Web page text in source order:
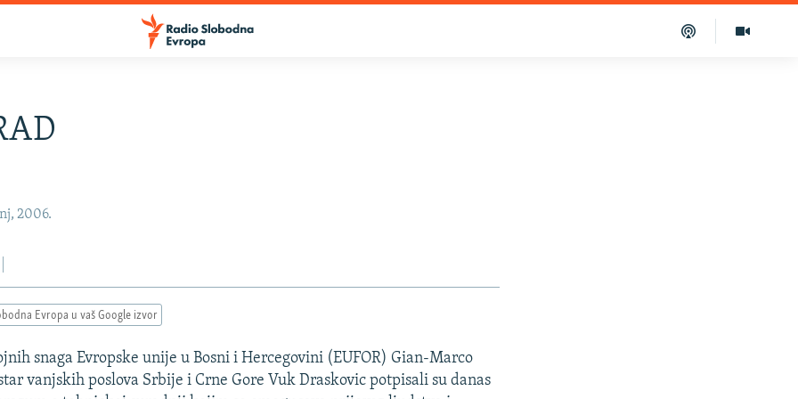
2006.
Evropa u vaš Google izvor
snaga Evropske unije u Bosni i Hercegovini (EUFOR) Gian-Marco
vanjskih poslova Srbije i Crne Gore Vuk Draskovic potpisali su danas